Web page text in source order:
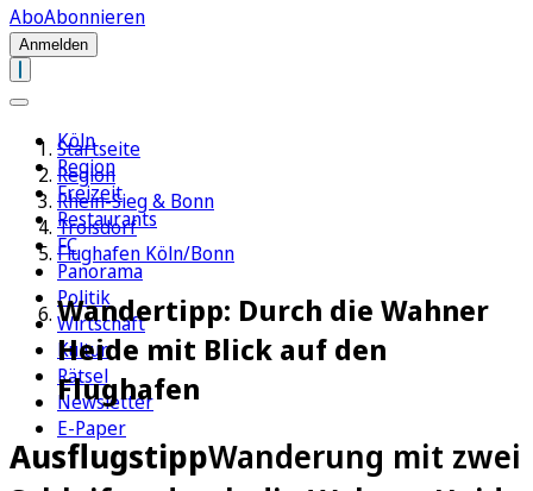
AboAbonnieren
Anmelden
Köln
Region
Freizeit
Restaurants
FC
Panorama
Politik
Wirtschaft
Kultur
Rätsel
Newsletter
E-Paper
Startseite
Region
Rhein-Sieg & Bonn
Troisdorf
Flughafen Köln/Bonn
Wandertipp: Durch die Wahner
Heide mit Blick auf den
Flughafen
AusflugstippWanderung mit zwei